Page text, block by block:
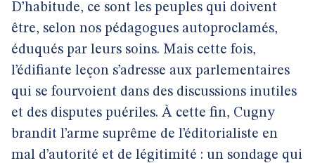
D’habitude, ce sont les peuples qui doivent
être, selon nos pédagogues autoproclamés,
éduqués par leurs soins. Mais cette fois,
l’édifiante leçon s’adresse aux parlementaires
qui se fourvoient dans des discussions inutiles
et des disputes puériles. À cette fin, Cugny
brandit l’arme suprême de l’éditorialiste en
mal d’autorité et de légitimité : un sondage qui